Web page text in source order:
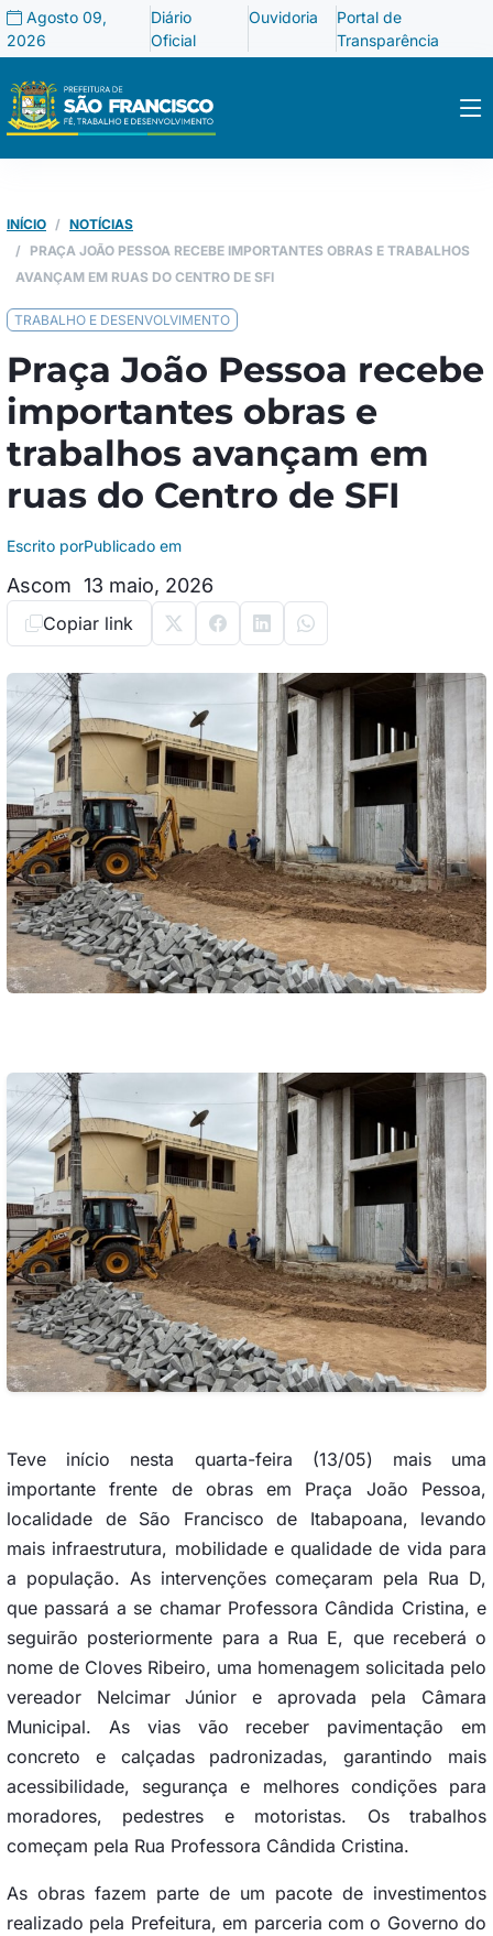
Agosto 09,
2026
Diário
Oficial
Ouvidoria
Portal de
Transparência
INÍCIO
NOTÍCIAS
PRAÇA JOÃO PESSOA RECEBE IMPORTANTES OBRAS E TRABALHOS
AVANÇAM EM RUAS DO CENTRO DE SFI
TRABALHO E DESENVOLVIMENTO
Praça João Pessoa recebe
importantes obras e
trabalhos avançam em
ruas do Centro de SFI
Escrito por
Ascom
Publicado em
13 maio, 2026
Copiar link
Teve início nesta quarta-feira (13/05) mais uma
importante frente de obras em Praça João Pessoa,
localidade de São Francisco de Itabapoana, levando
mais infraestrutura, mobilidade e qualidade de vida para
a população. As intervenções começaram pela Rua D,
que passará a se chamar Professora Cândida Cristina, e
seguirão posteriormente para a Rua E, que receberá o
nome de Cloves Ribeiro, uma homenagem solicitada pelo
vereador Nelcimar Júnior e aprovada pela Câmara
Municipal. As vias vão receber pavimentação em
concreto e calçadas padronizadas, garantindo mais
acessibilidade, segurança e melhores condições para
moradores, pedestres e motoristas. Os trabalhos
começam pela Rua Professora Cândida Cristina.
As obras fazem parte de um pacote de investimentos
realizado pela Prefeitura, em parceria com o Governo do